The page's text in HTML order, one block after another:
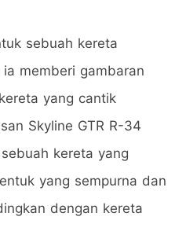
sebuah kereta
memberi gambaran
yang cantik
Skyline GTR R-34
kereta yang
yang sempurna dan
dengan kereta